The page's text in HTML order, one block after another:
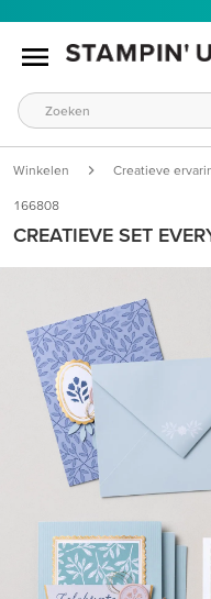
Winkelen Creatieve
166808
CREATIEVE SET